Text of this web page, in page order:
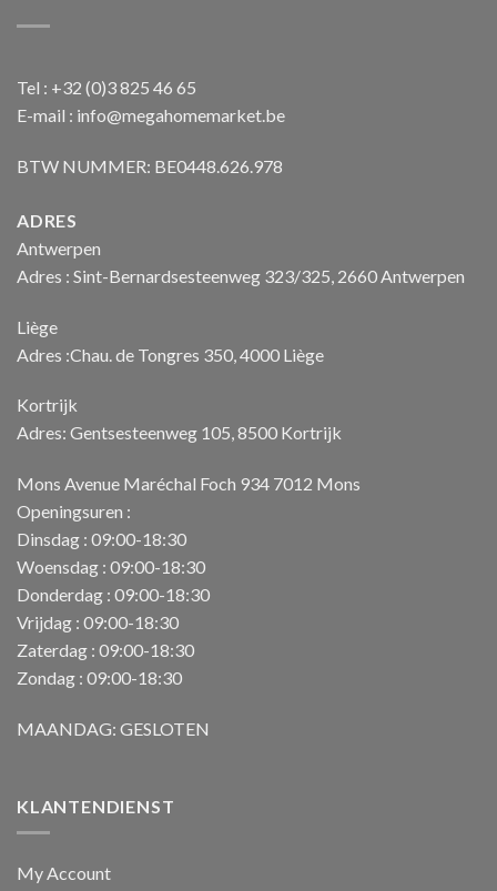
Tel : +32 (0)3 825 46 65
E-mail : info@megahomemarket.be
BTW NUMMER: BE0448.626.978
ADRES
Antwerpen
Adres : Sint-Bernardsesteenweg 323/325, 2660 Antwerpen
Liège
Adres :Chau. de Tongres 350, 4000 Liège
Kortrijk
Adres: Gentsesteenweg 105, 8500 Kortrijk
Mons Avenue Maréchal Foch 934 7012 Mons
Openingsuren :
Dinsdag : 09:00-18:30
Woensdag : 09:00-18:30
Donderdag : 09:00-18:30
Vrijdag : 09:00-18:30
Zaterdag : 09:00-18:30
Zondag : 09:00-18:30
MAANDAG: GESLOTEN
KLANTENDIENST
My Account